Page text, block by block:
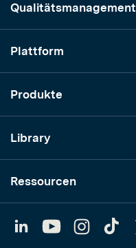
Qualitätsmanagement
Plattform
Produkte
Library
Ressourcen
YouTubeInstagram
TikTok